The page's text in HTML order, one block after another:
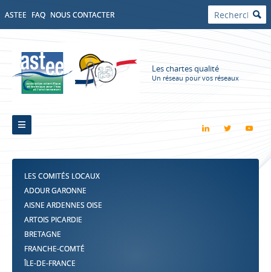
ASTEE FAQ NOUS CONTACTER
Les chartes qualité
Un réseau pour vos réseaux
LES COMITÉS LOCAUX
ADOUR GARONNE
AISNE ARDENNES OISE
ARTOIS PICARDIE
BRETAGNE
FRANCHE-COMTÉ
ÎLE-DE-FRANCE